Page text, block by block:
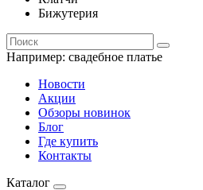
Бижутерия
Например: свадебное платье
Новости
Акции
Обзоры новинок
Блог
Где купить
Контакты
Каталог